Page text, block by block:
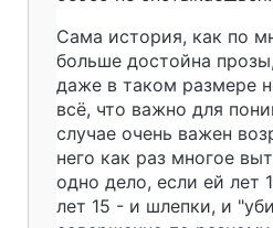
Сама история, как по
больше достойна
даже в таком размере
всё, что важно для
случае очень важен
него как раз многое
одно дело, если ей лет
лет 15 - и шлепки, и